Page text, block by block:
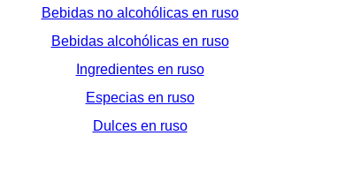
Bebidas no alcohólicas en ruso
Bebidas alcohólicas en ruso
Ingredientes en ruso
Especias en ruso
Dulces en ruso